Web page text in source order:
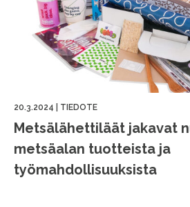
20.3.2024 TIEDOTE
Metsälähettiläät jakavat
metsäalan tuotteista ja
työmahdollisuuksista